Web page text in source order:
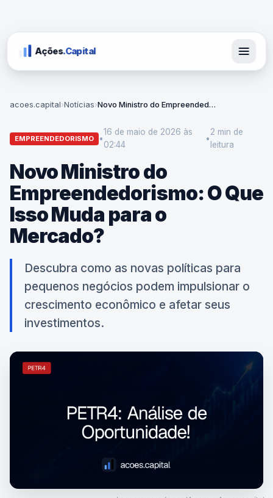
Ações.Capital
acoes.capital›Notícias› Novo Ministro do Empreendedorismo: O Que Isso Muda para o Mercado?
EMPREENDEDORISMO •
16 de maio de 2026 às
02:44
•
2 min de
leitura
Novo Ministro do
Empreendedorismo: O Que
Isso Muda para o
Mercado?
Descubra como as novas políticas para
pequenos negócios podem impulsionar o
crescimento econômico e afetar seus
investimentos.